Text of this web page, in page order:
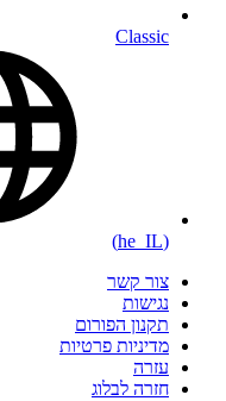
Classic
(he_IL)
צור קשר
נגישות
תקנון הפורום
מדיניות פרטיות
עזרה
חזרה לבלוג